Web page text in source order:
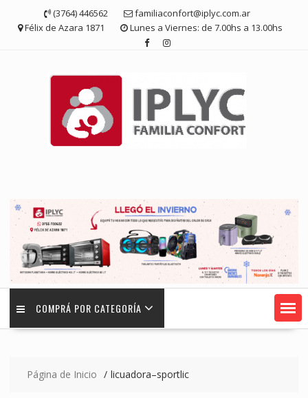
contenido
(3764) 446562
familiaconfort@iplyc.com.ar
Félix de Azara 1871
Lunes a Viernes: de 7.00hs a 13.00hs
COMPRÁ POR CATEGORÍA
Página de Inicio licuadora–sportlic